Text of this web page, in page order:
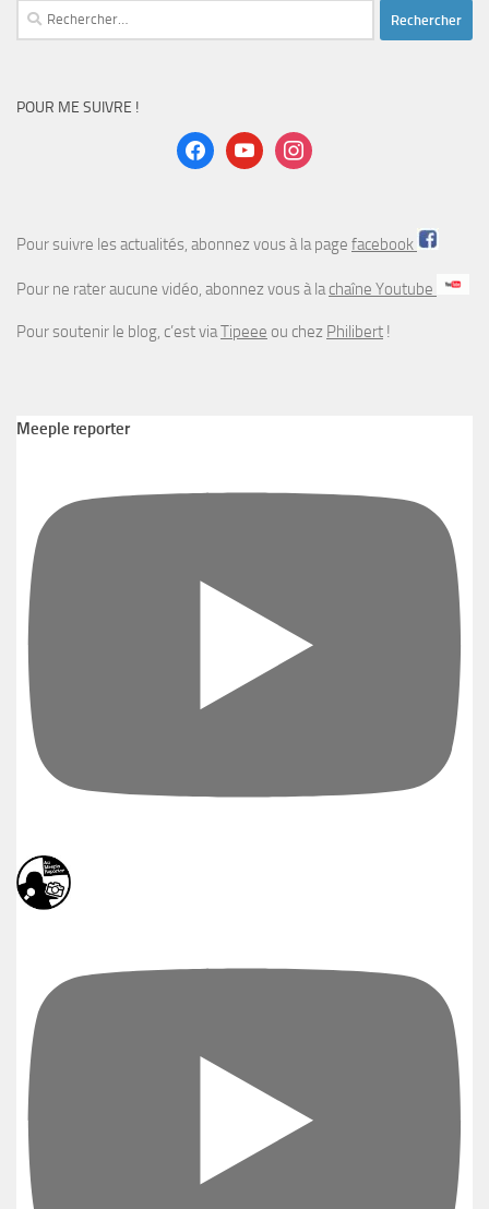
Rechercher :
POUR ME SUIVRE !
facebookyoutubeinstagram
Pour suivre les actualités, abonnez vous à la page facebook
Pour ne rater aucune vidéo, abonnez vous à lachaîne Youtube
Pour soutenir le blog, c’est viaTipeee ou chez Philibert !
Meeple reporter